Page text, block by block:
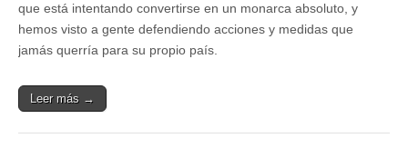
que está intentando convertirse en un monarca absoluto, y
hemos visto a gente defendiendo acciones y medidas que
jamás querría para su propio país.
Leer más →